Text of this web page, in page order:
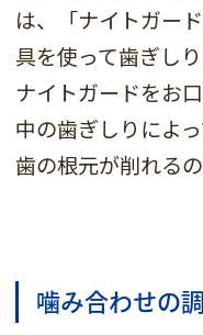
は、「ナイトガー
具を使って歯ぎし
ナイトガードをお
中の歯ぎしりによ
歯の根元が削れるの
噛み合わせの